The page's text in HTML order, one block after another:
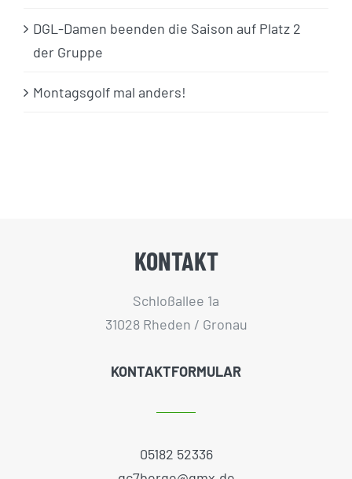
DGL-Damen beenden die Saison auf Platz 2
der Gruppe
Montagsgolf mal anders!
KONTAKT
Schloßallee 1a
31028 Rheden / Gronau
KONTAKTFORMULAR
05182 52336